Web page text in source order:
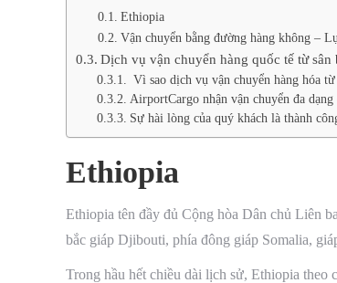
Ethiopia
Vận chuyển bằng đường hàng không –
Dịch vụ vận chuyển hàng quốc tế từ
Vì sao dịch vụ vận chuyển hàng hóa
AirportCargo nhận vận chuyển đa
Sự hài lòng của quý khách là thành
Ethiopia
Ethiopia tên đầy đủ Cộng hòa Dân chủ Liên
bắc giáp Djibouti, phía đông giáp Somalia,
Trong hầu hết chiều dài lịch sử, Ethiopia theo